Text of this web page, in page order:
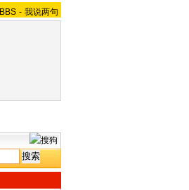
BBS - 我说两句